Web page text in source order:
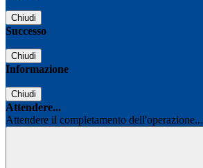
Chiudi
Successo
Chiudi
Informazione
Chiudi
Attendere...
Attendere il completamento dell'operazione...